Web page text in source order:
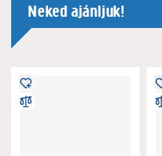
Neked ajánljuk!